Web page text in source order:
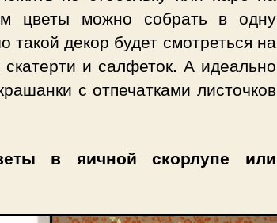
цветы можно собрать в одну
декор будет смотреться на
и салфеток. А идеально
с отпечатками листочков
в яичной скорлупе или